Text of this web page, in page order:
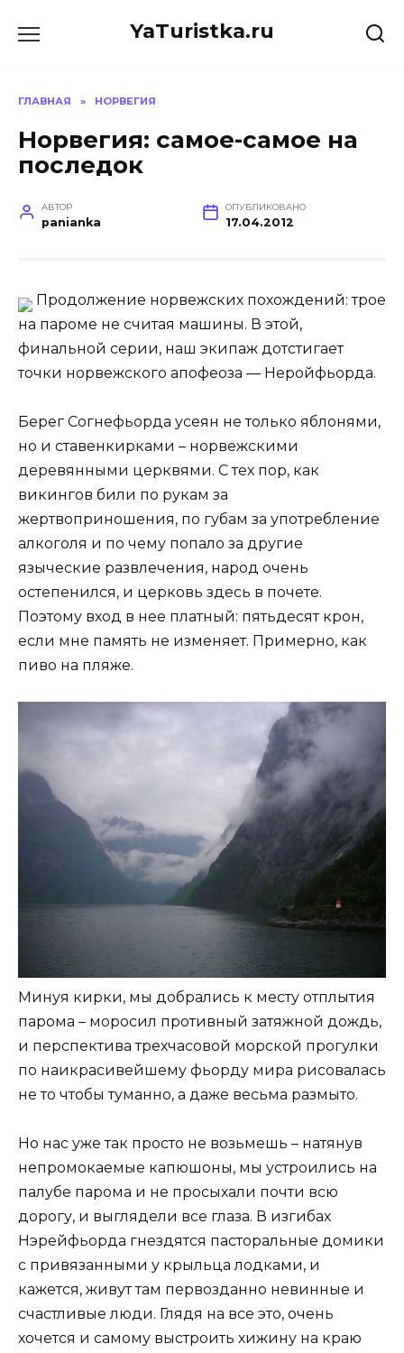
YaTuristka.ru
ГЛАВНАЯ » НОРВЕГИЯ
Норвегия: самое-самое на
последок
АВТОР
panianka
ОПУБЛИКОВАНО
17.04.2012
Продолжение норвежских похождений: трое
на пароме не считая машины. В этой,
финальной серии, наш экипаж дотстигает
точки норвежского апофеоза — Неройфьорда.
Берег Согнефьорда усеян не только яблонями,
но и ставенкирками – норвежскими
деревянными церквями. С тех пор, как
викингов били по рукам за
жертвоприношения, по губам за употребление
алкоголя и по чему попало за другие
языческие развлечения, народ очень
остепенился, и церковь здесь в почете.
Поэтому вход в нее платный: пятьдесят крон,
если мне память не изменяет. Примерно, как
пиво на пляже.
Минуя кирки, мы добрались к месту отплытия
парома – моросил противный затяжной дождь,
и перспектива трехчасовой морской прогулки
по наикрасивейшему фьорду мира рисовалась
не то чтобы туманно, а даже весьма размыто.
Но нас уже так просто не возьмешь – натянув
непромокаемые капюшоны, мы устроились на
палубе парома и не просыхали почти всю
дорогу, и выглядели все глаза. В изгибах
Нэрейфьорда гнездятся пасторальные домики
с привязанными у крыльца лодками, и
кажется, живут там первозданно невинные и
счастливые люди. Глядя на все это, очень
хочется и самому выстроить хижину на краю